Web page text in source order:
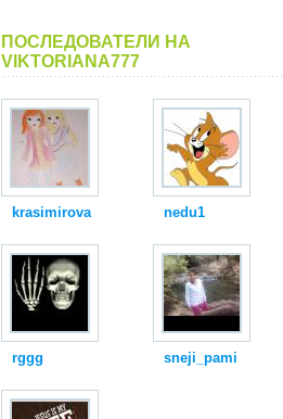
ПОСЛЕДОВАТЕЛИ НА
VIKTORIANA777
krasimirova nedu1
rggg sneji_pami